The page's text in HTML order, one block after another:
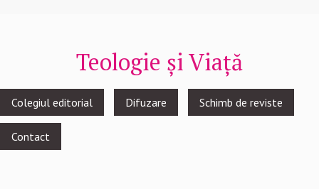
Teologie și Viață
Footer
menu
Colegiul editorial Difuzare Schimb de reviste
Contact